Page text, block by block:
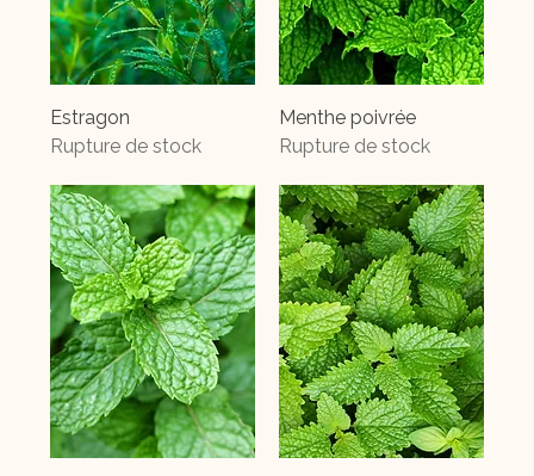
Estragon
Rupture de stock
Menthe poivrée
Rupture de stock